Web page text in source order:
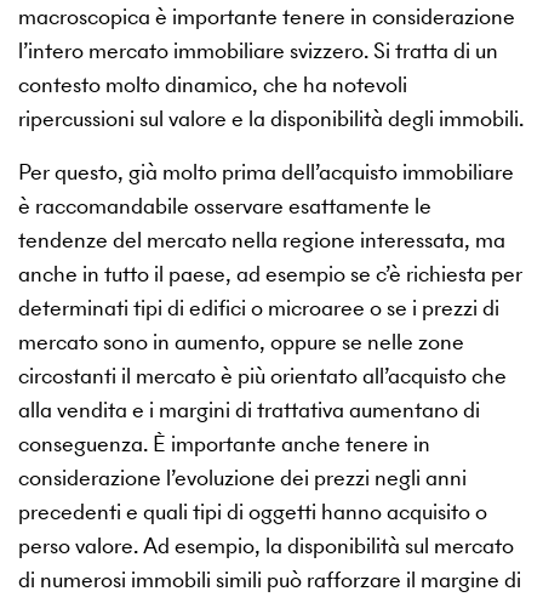
macroscopica è importante tenere in considerazione
l’intero mercato immobiliare svizzero. Si tratta di un
contesto molto dinamico, che ha notevoli
ripercussioni sul valore e la disponibilità degli immobili.
Per questo, già molto prima dell’acquisto immobiliare
è raccomandabile osservare esattamente le
tendenze del mercato nella regione interessata, ma
anche in tutto il paese, ad esempio se c’è richiesta per
determinati tipi di edifici o microaree o se i prezzi di
mercato sono in aumento, oppure se nelle zone
circostanti il mercato è più orientato all’acquisto che
alla vendita e i margini di trattativa aumentano di
conseguenza. È importante anche tenere in
considerazione l’evoluzione dei prezzi negli anni
precedenti e quali tipi di oggetti hanno acquisito o
perso valore. Ad esempio, la disponibilità sul mercato
di numerosi immobili simili può rafforzare il margine di